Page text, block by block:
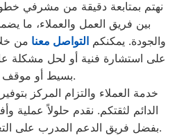
نهتم بمتابعة دقيقة من مشرفي
بين فريق العمل والعملاء، ما
والجودة. يمكنكمالتواصل معنا من
على استشارة فنية أو لحل مشكلة
بسيط أو موقف طارئ.
خدمة العملاء والتزام المركز
الدائم لثقتكم. نقدم حلولاً عملية
بفضل فريق الدعم المدرب على التعامل مع كافة الإشكاليات.